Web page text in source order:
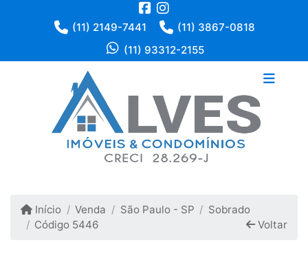
(11) 2149-7441
(11) 3867-0818
(11) 93312-2155
Início Venda São Paulo - SP
Sobrado
Código 5446
Voltar